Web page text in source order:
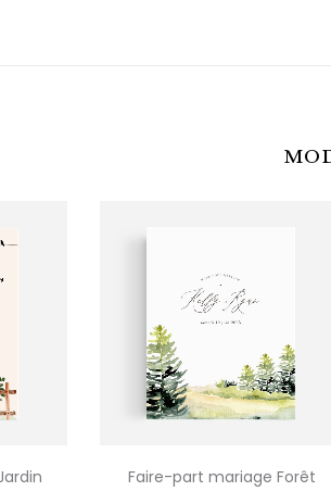
Faire-part mariage Forêt